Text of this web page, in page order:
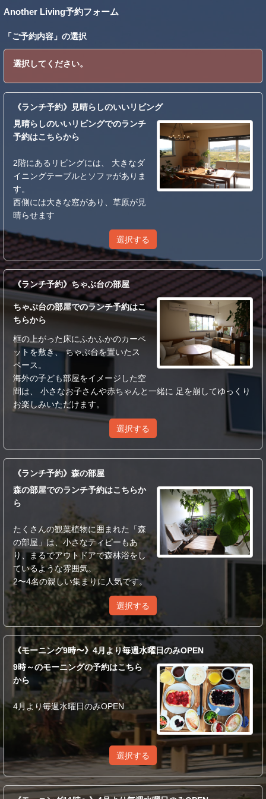
Another Living予約フォーム
「ご予約内容 」の選択
選択してください。
《ランチ予約》見晴らしのいいリビング
見晴らしのいいリビングでのランチ
予約はこちらから
2階にあるリビングには、 大きなダ
イニングテーブルとソファがありま
す。
西側には大きな窓があり、草原が見
晴らせます
選択する
《ランチ予約》ちゃぶ台の部屋
ちゃぶ台の部屋でのランチ予約はこ
ちらから
框の上がった床にふかふかのカーペ
ットを敷き、 ちゃぶ台を置いたス
ペース。
海外の子ども部屋をイメージした空
間は、 小さなお子さんや赤ちゃんと一緒に 足を崩してゆっくり
お楽しみいただけます。
選択する
《ランチ予約》森の部屋
森の部屋でのランチ予約はこちらか
ら
たくさんの観葉植物に囲まれた「森
の部屋」は、小さなティピーもあ
り、まるでアウトドアで森林浴をし
ているような雰囲気。
2〜4名の親しい集まりに人気です。
選択する
《モーニング9時〜》4月より毎週水曜日のみOPEN
9時～のモーニングの予約はこちら
から
4月より毎週水曜日のみOPEN
選択する